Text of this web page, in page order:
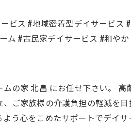
ビス #地域密着型デイサービ
ム #古民家デイサービス #和や
の家 北畠 にお任せ下さい。
ご家族様の介護負担の軽減を
う心をこめたサポートでデイ